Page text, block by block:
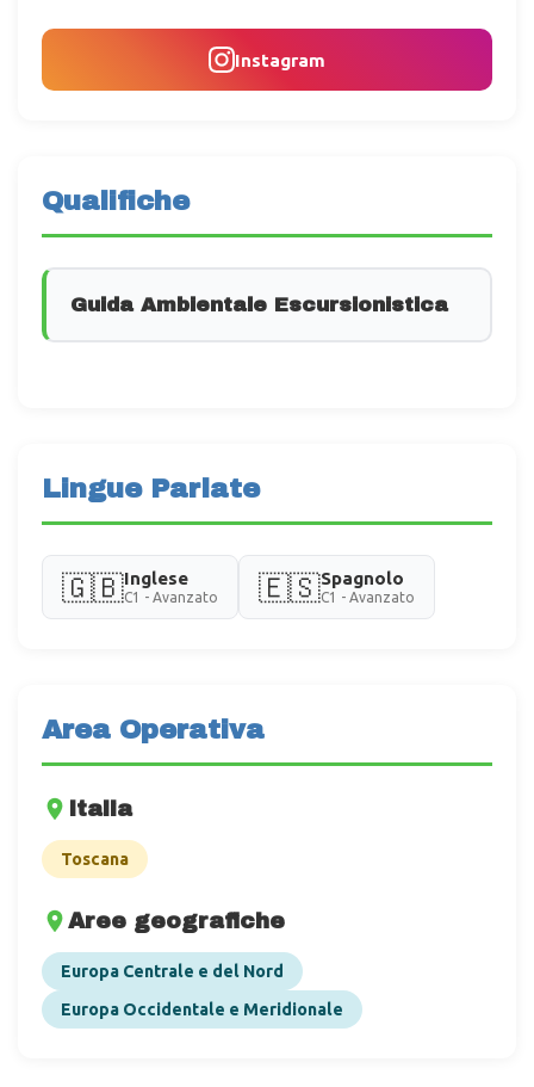
Instagram
Qualifiche
Guida Ambientale Escursionistica
Lingue Parlate
🇬🇧Inglese
C1 - Avanzato 🇪🇸Spagnolo
C1 - Avanzato
Area Operativa
Italia
Toscana
Aree geografiche
Europa Centrale e del Nord
Europa Occidentale e Meridionale